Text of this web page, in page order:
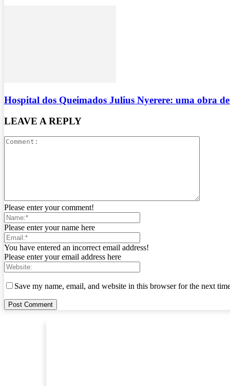
Hospital dos Queimados Julius Nyerere: uma obra
LEAVE A REPLY
Please enter your comment!
Please enter your name here
You have entered an incorrect email address!
Please enter your email address here
Save my name, email, and website in this browser for the next